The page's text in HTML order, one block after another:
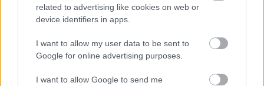
related to advertising like cookies on web or
device identifiers in apps.
I want to allow my user data to be sent to
Google for online advertising purposes.
I want to allow Google to send me
A Japán Alapítvány szervezésében és támogatásával:
BOLOND SZAVAK
- két kjógen vígjáték -